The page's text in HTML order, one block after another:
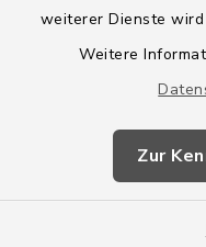
weiterer Dienste
Weitere
Zur